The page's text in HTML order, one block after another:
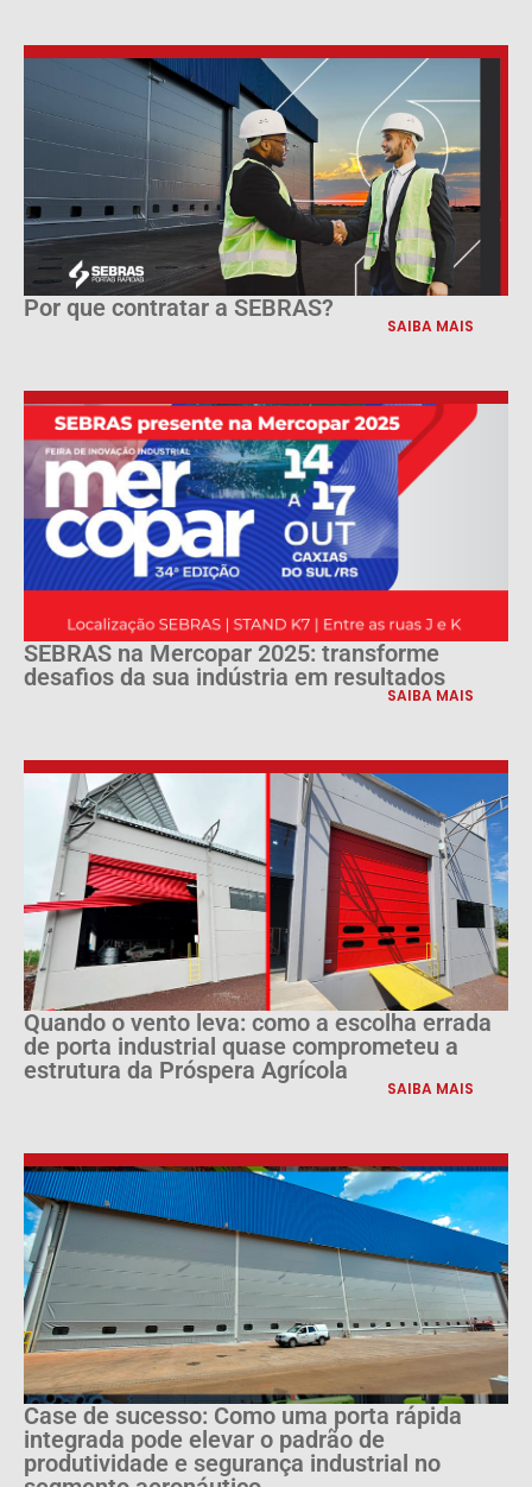
Por que contratar a SEBRAS?
SAIBA MAIS
SEBRAS na Mercopar 2025: transforme
desafios da sua indústria em resultados
SAIBA MAIS
Quando o vento leva: como a escolha errada
de porta industrial quase comprometeu a
estrutura da Próspera Agrícola
SAIBA MAIS
Case de sucesso: Como uma porta rápida
integrada pode elevar o padrão de
produtividade e segurança industrial no